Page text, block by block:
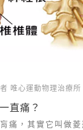
唯心運動物理治療所
直痛？
痛，其實它叫做